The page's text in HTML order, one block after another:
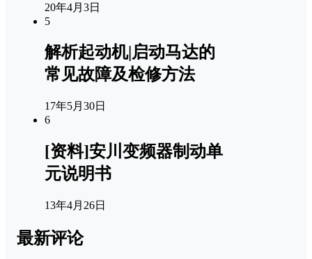
20年4月3日
5
解析起动机|启动马达的
常见故障及检修方法
17年5月30日
6
[资料]安川变频器制动单
元说明书
13年4月26日
最新评论